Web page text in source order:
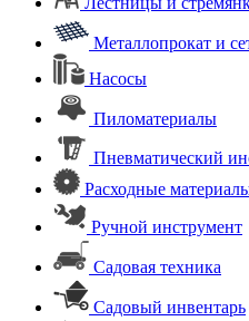
Металлопрокат и
Насосы
Пиломатериалы
Пневматический
Расходные
Ручной инструмент
Садовая техника
Садовый инвентарь